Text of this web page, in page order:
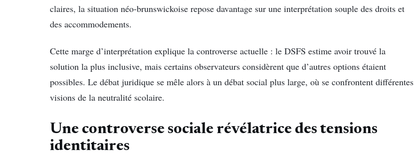
claires, la situation néo-brunswickoise repose davantage sur une interprétation souple des droits et
des accommodements.
Cette marge d’interprétation explique la controverse actuelle : le DSFS estime avoir trouvé la
solution la plus inclusive, mais certains observateurs considèrent que d’autres options étaient
possibles. Le débat juridique se mêle alors à un débat social plus large, où se confrontent différentes
visions de la neutralité scolaire.
Une controverse sociale révélatrice des tensions
identitaires